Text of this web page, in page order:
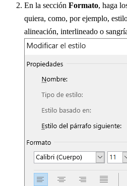
En la sección Formato, haga
quiera, como, por ejemplo,
alineación, interlineado o